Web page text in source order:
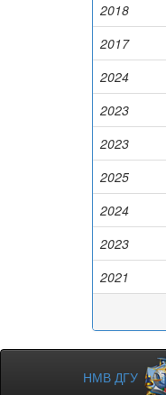
2018
2017
2024
2023
2023
2025
2024
2023
2021
НМВ ДГУ